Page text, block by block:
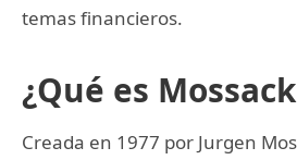
temas financieros.
¿Qué es
Creada en 1977 por Jurgen